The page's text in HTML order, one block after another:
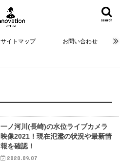
search
サイトマップ お問い合わせ
一ノ河川(長崎)の水位ライブカメラ
映像2021！現在氾濫の状況や最新情
報を確認！
2020.09.07